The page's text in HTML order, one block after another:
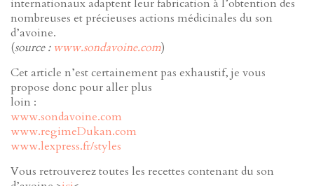
internationaux adaptent leur fabrication à l’obtention des
nombreuses et précieuses actions médicinales du son
d’avoine.
(source : www.sondavoine.com)
Cet article n’est certainement pas exhaustif, je vous
propose donc pour aller plus
loin :
www.sondavoine.com
www.regimeDukan.com
www.lexpress.fr/styles
Vous retrouverez toutes les recettes contenant du son